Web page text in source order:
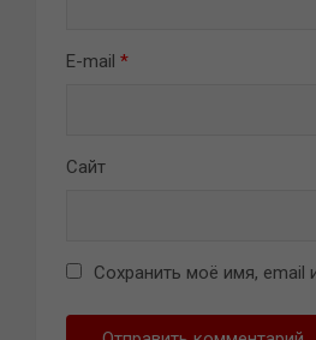
E-mail *
Сайт
Сохранить моё имя, email